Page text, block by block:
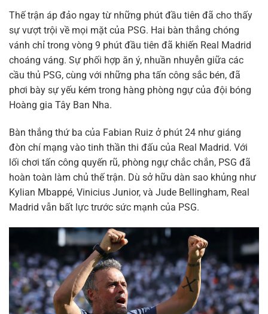
Thế trận áp đảo ngay từ những phút đầu tiên đã cho thấy
sự vượt trội về mọi mặt của PSG. Hai bàn thắng chóng
vánh chỉ trong vòng 9 phút đầu tiên đã khiến Real Madrid
choáng váng. Sự phối hợp ăn ý, nhuần nhuyễn giữa các
cầu thủ PSG, cùng với những pha tấn công sắc bén, đã
phơi bày sự yếu kém trong hàng phòng ngự của đội bóng
Hoàng gia Tây Ban Nha.
Bàn thắng thứ ba của Fabian Ruiz ở phút 24 như giáng
đòn chí mạng vào tinh thần thi đấu của Real Madrid. Với
lối chơi tấn công quyến rũ, phòng ngự chắc chắn, PSG đã
hoàn toàn làm chủ thế trận. Dù sở hữu dàn sao khủng như
Kylian Mbappé, Vinicius Junior, và Jude Bellingham, Real
Madrid vẫn bất lực trước sức mạnh của PSG.